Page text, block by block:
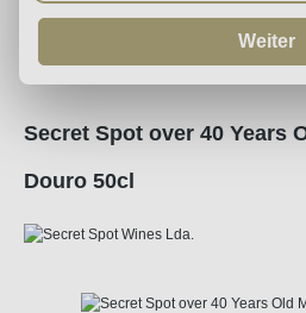
Likörweine
Secret Spot over 40 Years
Douro 50cl
Bildergalerie überspringen
Weiter